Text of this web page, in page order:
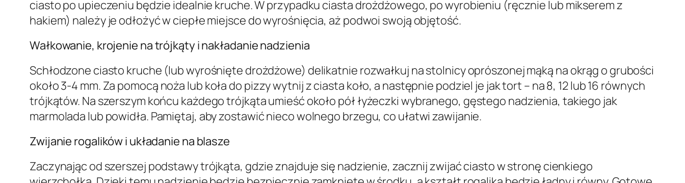
ciasto po upieczeniu będzie idealnie kruche. W przypadku ciasta drożdżowego, po wyrobieniu (ręcznie lub mikserem z
hakiem) należy je odłożyć w ciepłe miejsce do wyrośnięcia, aż podwoi swoją objętość.
Wałkowanie, krojenie na trójkąty i nakładanie nadzienia
Schłodzone ciasto kruche (lub wyrośnięte drożdżowe) delikatnie rozwałkuj na stolnicy oprószonej mąką na okrąg o grubości
około 3-4 mm. Za pomocą noża lub koła do pizzy wytnij z ciasta koło, a następnie podziel je jak tort – na 8, 12 lub 16 równych
trójkątów. Na szerszym końcu każdego trójkąta umieść około pół łyżeczki wybranego, gęstego nadzienia, takiego jak
marmolada lub powidła. Pamiętaj, aby zostawić nieco wolnego brzegu, co ułatwi zawijanie.
Zwijanie rogalików i układanie na blasze
Zaczynając od szerszej podstawy trójkąta, gdzie znajduje się nadzienie, zacznij zwijać ciasto w stronę cienkiego